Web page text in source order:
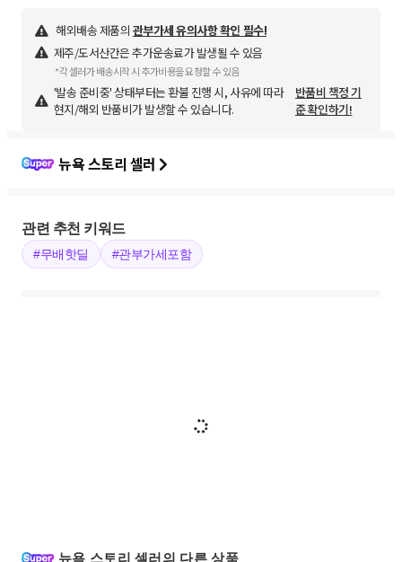
해외배송 제품의 관부가세 유의사항 확인 필수!
제주/도서산간은 추가운송료가 발생될 수 있음
*각 셀러가 배송시작 시 추가비용을 요청할 수 있음
'발송 준비중' 상태부터는 환불 진행 시, 사유에 따라
현지/해외 반품비가 발생할 수 있습니다.
반품비 책정 기
준 확인하기!
뉴욕 스토리 셀러
관련 추천 키워드
#무배핫딜 #관부가세포함
뉴욕 스토리 셀러의 다른 상품